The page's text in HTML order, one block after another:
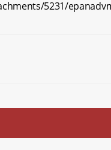
5231/